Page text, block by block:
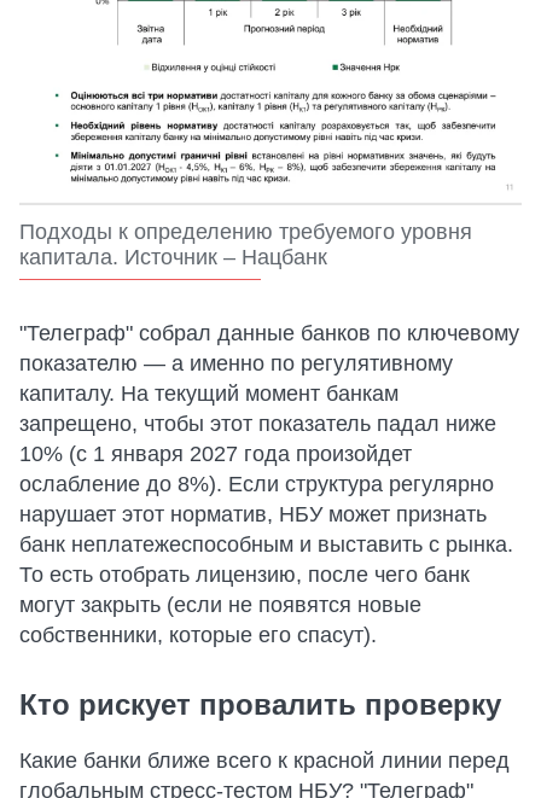
Подходы к определению требуемого уровня
капитала. Источник – Нацбанк
"Телеграф" собрал данные банков по ключевому
показателю — а именно по регулятивному
капиталу. На текущий момент банкам
запрещено, чтобы этот показатель падал ниже
10% (с 1 января 2027 года произойдет
ослабление до 8%). Если структура регулярно
нарушает этот норматив, НБУ может признать
банк неплатежеспособным и выставить с рынка.
То есть отобрать лицензию, после чего банк
могут закрыть (если не появятся новые
собственники, которые его спасут).
Кто рискует провалить проверку
Какие банки ближе всего к красной линии перед
глобальным стресс-тестом НБУ? "Телеграф"